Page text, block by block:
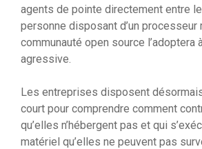
agents de pointe directement entre
personne disposant d’un processeur
communauté open source l’adoptera
agressive.
Les entreprises disposent
court pour comprendre comment
qu’elles n’hébergent pas et qui
matériel qu’elles ne peuvent pas